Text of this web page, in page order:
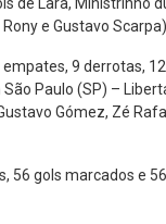
e Gustavo
empates, 9 derrotas,
Paulo (SP) –
Gómez, Zé
56 gols marcados e